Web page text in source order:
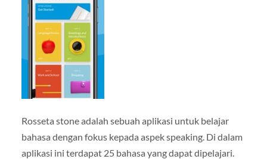
Rosseta stone adalah sebuah aplikasi untuk belajar
bahasa dengan fokus kepada aspek speaking. Di dalam
aplikasi ini terdapat 25 bahasa yang dapat dipelajari.